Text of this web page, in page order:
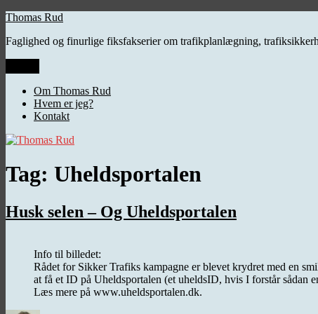
Videre
indhold
Thomas Rud
Faglighed og finurlige fiksfakserier om trafikplanlægning,
Om Thomas Rud
Hvem er jeg?
Kontakt
Tag: Uheldsportalen
Husk selen – Og Uheldsportalen
Info til billedet:
Rådet for Sikker Trafiks kampagne er blevet krydret med en
at få et ID på Uheldsportalen (et uheldsID, hvis I forstår sådan
Læs mere på www.uheldsportalen.dk.